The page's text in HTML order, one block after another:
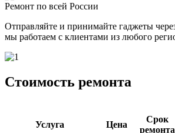
Ремонт по всей России
Отправляйте и принимайте гаджеты
мы работаем с клиентами из любого
Стоимость ремонта
Услуга Цена
Срок
ремонта